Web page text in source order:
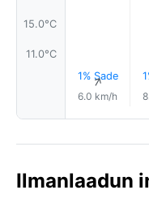
15.0°C
11.0°C
1% Sade
↑
6.0 km/h
Ilmanlaadun